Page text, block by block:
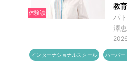
体験談
教
パ
澤
インターナショナルスクール ハーバー